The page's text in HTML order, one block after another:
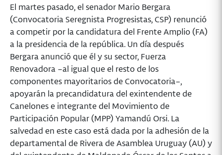
El martes pasado, el senador Mario Bergara
(Convocatoria Seregnista Progresistas, CSP) renunció
a competir por la candidatura del Frente Amplio (FA)
a la presidencia de la república. Un día después
Bergara anunció que él y su sector, Fuerza
Renovadora –al igual que el resto de los
componentes mayoritarios de Convocatoria–,
apoyarán la precandidatura del exintendente de
Canelones e integrante del Movimiento de
Participación Popular (MPP) Yamandú Orsi. La
salvedad en este caso está dada por la adhesión de la
departamental de Rivera de Asamblea Uruguay (AU) y